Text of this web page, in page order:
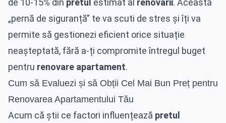
de 10-15% din pretul estimat al renovării. Această
„pernă de siguranță” te va scuti de stres și îți va
permite să gestionezi eficient orice situație
neașteptată, fără a-ți compromite întregul buget
pentru renovare apartament.
Cum să Evaluezi și să Obții Cel Mai Bun Preț pentru
Renovarea Apartamentului Tău
Acum că știi ce factori influențează pretul